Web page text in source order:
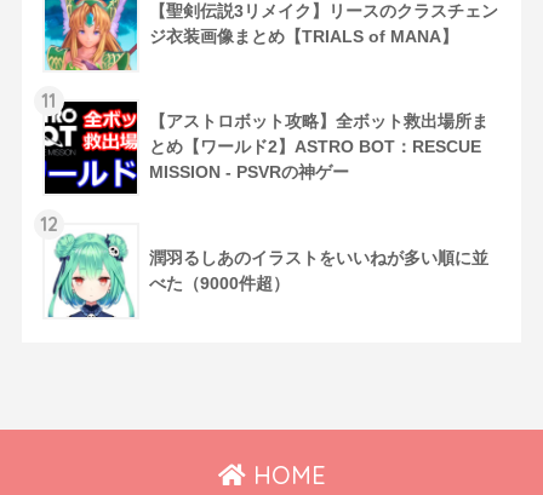
【聖剣伝説3リメイク】リースのクラスチェン
ジ衣装画像まとめ【TRIALS of MANA】
11
【アストロボット攻略】全ボット救出場所ま
とめ【ワールド2】ASTRO BOT：RESCUE
MISSION - PSVRの神ゲー
12
潤羽るしあのイラストをいいねが多い順に並
べた（9000件超）
HOME